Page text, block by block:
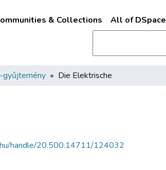
& Collections All of DSpace
gyűjtemény Die Elektrische
handle/20.500.14711/124032